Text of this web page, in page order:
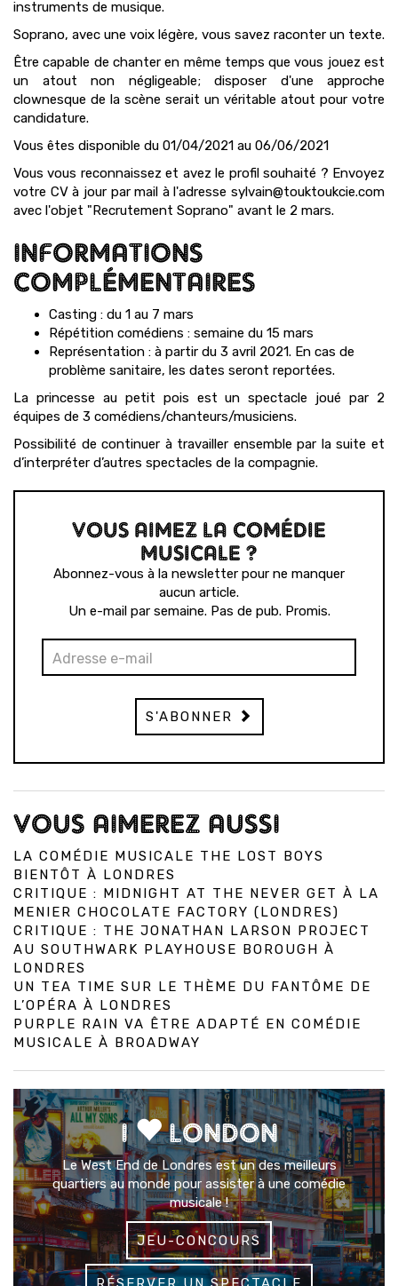
instruments de musique.
Soprano, avec une voix légère, vous savez raconter un texte.
Être capable de chanter en même temps que vous jouez est
un atout non négligeable; disposer d'une approche
clownesque de la scène serait un véritable atout pour votre
candidature.
Vous êtes disponible du 01/04/2021 au 06/06/2021
Vous vous reconnaissez et avez le profil souhaité ? Envoyez
votre CV à jour par mail à l'adresse sylvain@touktoukcie.com
avec l'objet "Recrutement Soprano" avant le 2 mars.
INFORMATIONS
COMPLÉMENTAIRES
Casting : du 1 au 7 mars
Répétition comédiens : semaine du 15 mars
Représentation : à partir du 3 avril 2021. En cas de
problème sanitaire, les dates seront reportées.
La princesse au petit pois est un spectacle joué par 2
équipes de 3 comédiens/chanteurs/musiciens.
Possibilité de continuer à travailler ensemble par la suite et
d’interpréter d’autres spectacles de la compagnie.
VOUS AIMEZ LA COMÉDIE
MUSICALE ?
Abonnez-vous à la newsletter pour ne manquer
aucun article.
Un e-mail par semaine. Pas de pub. Promis.
S'ABONNER
VOUS AIMEREZ AUSSI
LA COMÉDIE MUSICALE THE LOST BOYS
BIENTÔT À LONDRES
CRITIQUE : MIDNIGHT AT THE NEVER GET À LA
MENIER CHOCOLATE FACTORY (LONDRES)
CRITIQUE : THE JONATHAN LARSON PROJECT
AU SOUTHWARK PLAYHOUSE BOROUGH À
LONDRES
UN TEA TIME SUR LE THÈME DU FANTÔME DE
L’OPÉRA À LONDRES
PURPLE RAIN VA ÊTRE ADAPTÉ EN COMÉDIE
MUSICALE À BROADWAY
I LONDON
Le West End de Londres est un des meilleurs
quartiers au monde pour assister à une comédie
musicale !
JEU-CONCOURS